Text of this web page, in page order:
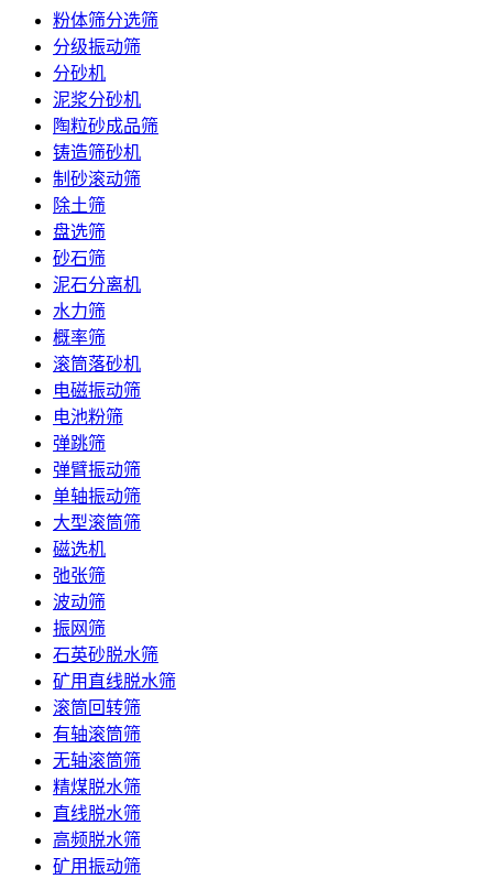
粉体筛分选筛
分级振动筛
分砂机
泥浆分砂机
陶粒砂成品筛
铸造筛砂机
制砂滚动筛
除土筛
盘选筛
砂石筛
泥石分离机
水力筛
概率筛
滚筒落砂机
电磁振动筛
电池粉筛
弹跳筛
弹臂振动筛
单轴振动筛
大型滚筒筛
磁选机
弛张筛
波动筛
振网筛
石英砂脱水筛
矿用直线脱水筛
滚筒回转筛
有轴滚筒筛
无轴滚筒筛
精煤脱水筛
直线脱水筛
高频脱水筛
矿用振动筛